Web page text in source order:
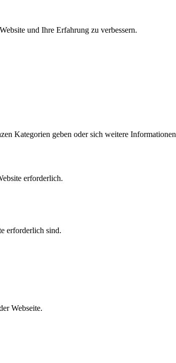
und Ihre Erfahrung zu verbessern.
Kategorien geben oder sich weitere
erforderlich.
erforderlich sind.
Webseite.